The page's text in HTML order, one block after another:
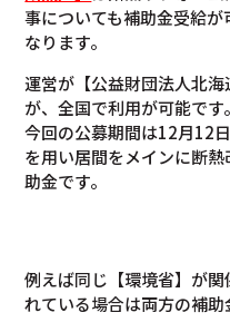
事についても補助金受給
なります。
運営が【公益財団法人北
が、全国で利用が可能です。
今回の公募期間は12月12
を用い居間をメインに断
助金です。
例えば同じ【環境省】が
れている場合は両方の補助